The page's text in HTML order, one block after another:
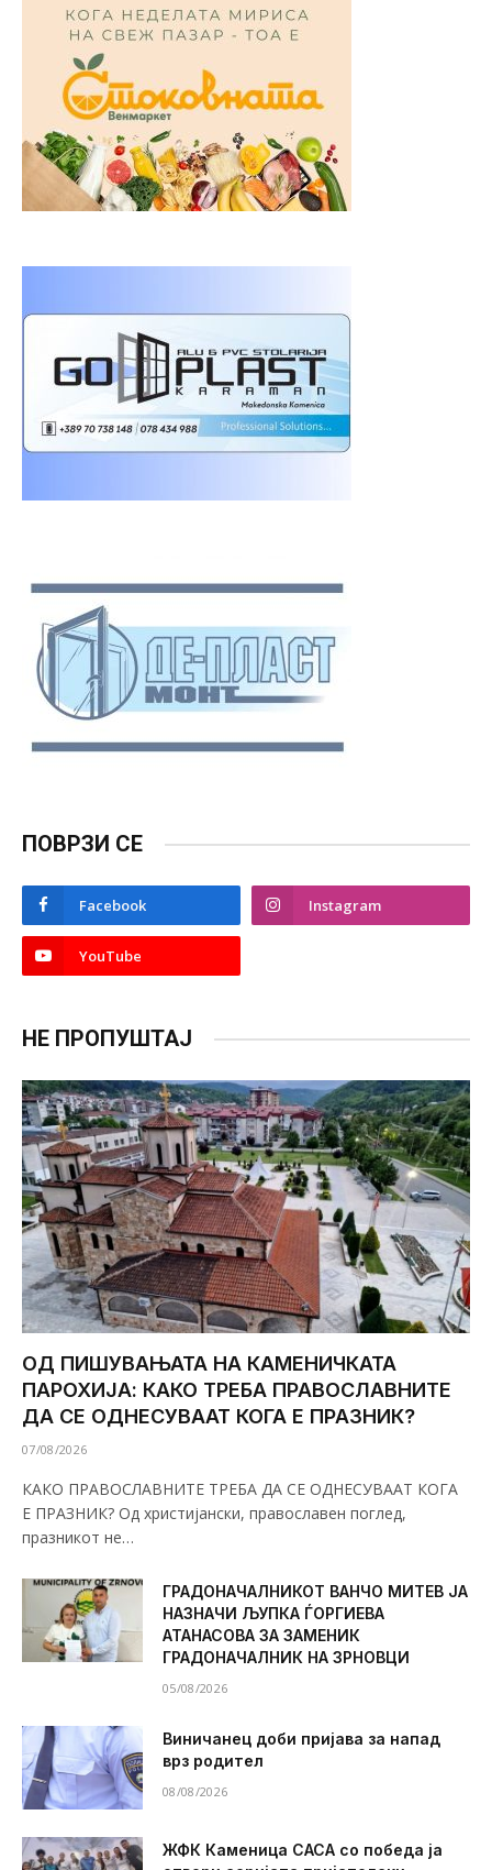
ПОВРЗИ СЕ
Facebook Instagram
YouTube
НЕ ПРОПУШТАЈ
ОД ПИШУВАЊАТА НА КАМЕНИЧКАТА
ПАРОХИЈА: КАКО ТРЕБА ПРАВОСЛАВНИТЕ
ДА СЕ ОДНЕСУВААТ КОГА Е ПРАЗНИК?
07/08/2026
КАКО ПРАВОСЛАВНИТЕ ТРЕБА ДА СЕ ОДНЕСУВААТ КОГА
Е ПРАЗНИК? Од христијански, православен поглед,
празникот не…
ГРАДОНАЧАЛНИКОТ ВАНЧО МИТЕВ ЈА
НАЗНАЧИ ЉУПКА ЃОРГИЕВА
АТАНАСОВА ЗА ЗАМЕНИК
ГРАДОНАЧАЛНИК НА ЗРНОВЦИ
05/08/2026
Виничанец доби пријава за напад
врз родител
08/08/2026
ЖФК Каменица САСА со победа ја